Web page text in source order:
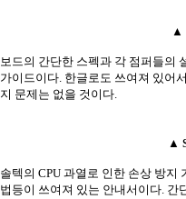
▲
보드의 간단한 스펙과 각 점퍼들의
가이드이다. 한글로도 쓰여져 있어
지 문제는 없을 것이다.
▲
솔텍의 CPU 과열로 인한 손상 방지
법등이 쓰여져 있는 안내서이다. 간